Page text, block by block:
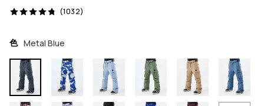
(1032)
1032 レビュー, 4.8/5
色 Metal Blue